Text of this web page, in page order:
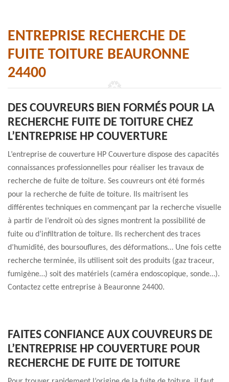
ENTREPRISE RECHERCHE DE
FUITE TOITURE BEAURONNE
24400
DES COUVREURS BIEN FORMÉS POUR LA
RECHERCHE FUITE DE TOITURE CHEZ
L’ENTREPRISE HP COUVERTURE
L’entreprise de couverture HP Couverture dispose des capacités
connaissances professionnelles pour réaliser les travaux de
recherche de fuite de toiture. Ses couvreurs ont été formés
pour la recherche de fuite de toiture. Ils maitrisent les
différentes techniques en commençant par la recherche visuelle
à partir de l’endroit où des signes montrent la possibilité de
fuite ou d’infiltration de toiture. Ils recherchent des traces
d’humidité, des boursouflures, des déformations… Une fois cette
recherche terminée, ils utilisent soit des produits (gaz traceur,
fumigène…) soit des matériels (caméra endoscopique, sonde…).
Contactez cette entreprise à Beauronne 24400.
FAITES CONFIANCE AUX COUVREURS DE
L’ENTREPRISE HP COUVERTURE POUR
RECHERCHE DE FUITE DE TOITURE